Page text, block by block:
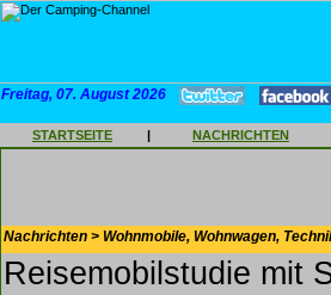
Freitag, 07. August 2026
STARTSEITE | NACHRICHTEN
Nachrichten > Wohnmobile, Wohnwagen,
Reisemobilstudie mit